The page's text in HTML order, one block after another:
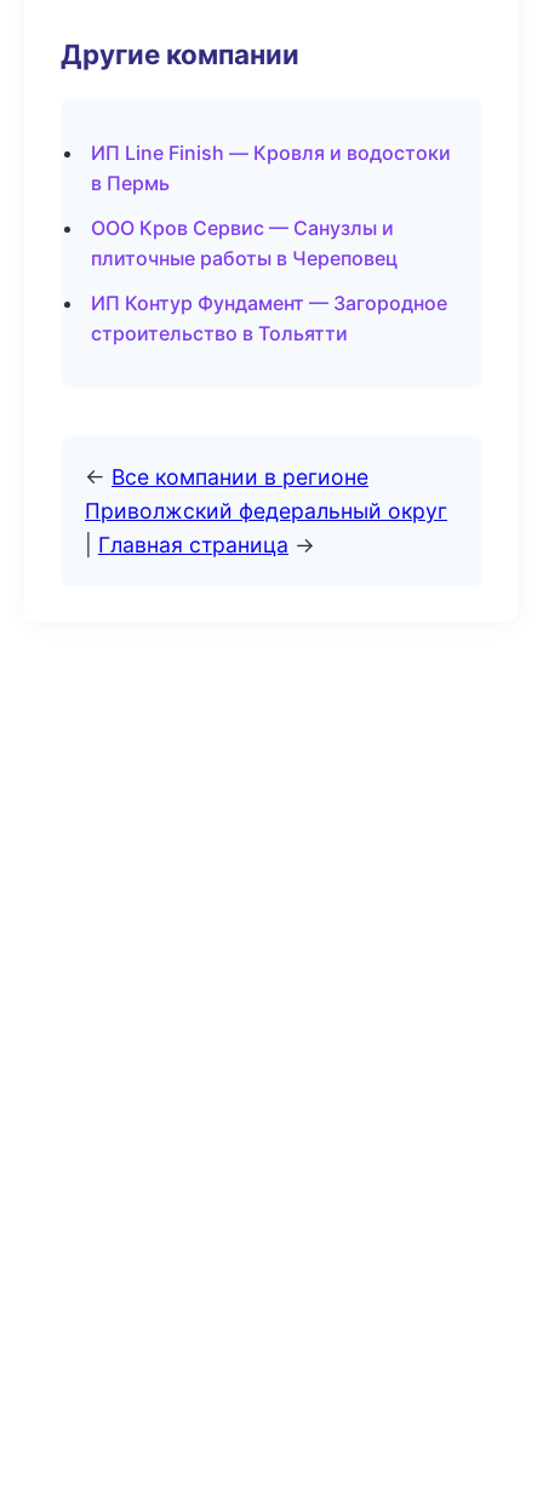
Другие компании
ИП Line Finish — Кровля и водостоки
в Пермь
ООО Кров Сервис — Санузлы и
плиточные работы в Череповец
ИП Контур Фундамент — Загородное
строительство в Тольятти
← Все компании в регионе
Приволжский федеральный округ
Главная страница →